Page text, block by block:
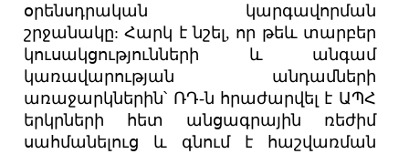
օրենսդրական կարգավորման
շրջանակը: Հարկ է նշել, որ թեև տարբեր
կուսակցությունների և անգամ
կառավարության անդամների
առաջարկներին՝ ՌԴ-ն հրաժարվել է ԱՊՀ
երկրների հետ անցագրային ռեժիմ
սահմանելուց և գնում է հաշվառման